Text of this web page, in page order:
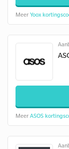
Meer Yoox
Meer ASOS